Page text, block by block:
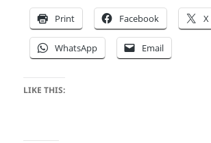
Print Facebook X
WhatsApp Email
LIKE THIS: